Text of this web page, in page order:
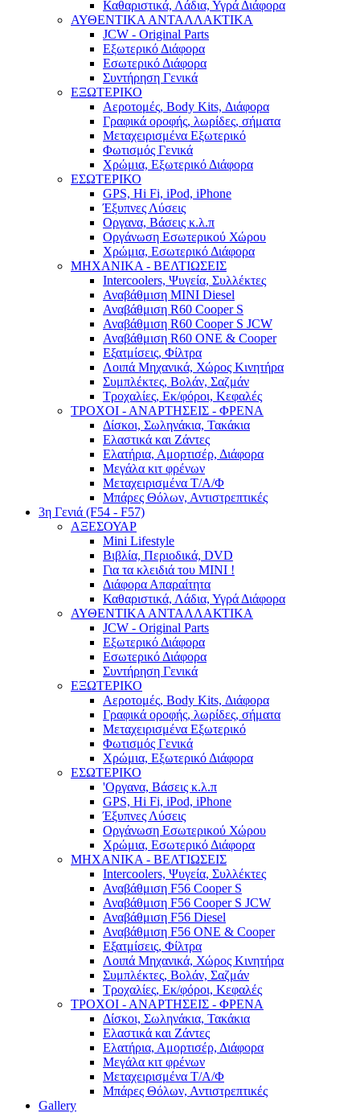
Καθαριστικά, Λάδια, Υγρά Διάφορα
ΑΥΘΕΝΤΙΚΑ ΑΝΤΑΛΛΑΚΤΙΚΑ
JCW - Original Parts
Εξωτερικό Διάφορα
Εσωτερικό Διάφορα
Συντήρηση Γενικά
ΕΞΩΤΕΡΙΚΟ
Αεροτομές, Body Kits, Διάφορα
Γραφικά οροφής, λωρίδες, σήματα
Μεταχειρισμένα Εξωτερικό
Φωτισμός Γενικά
Χρώμια, Εξωτερικό Διάφορα
ΕΣΩΤΕΡΙΚΟ
GPS, Hi Fi, iPod, iPhone
Έξυπνες Λύσεις
Οργανα, Βάσεις κ.λ.π
Οργάνωση Εσωτερικού Χώρου
Χρώμια, Εσωτερικό Διάφορα
ΜΗΧΑΝΙΚΑ - ΒΕΛΤΙΩΣΕΙΣ
Intercoolers, Ψυγεία, Συλλέκτες
Αναβάθμιση MINI Diesel
Αναβάθμιση R60 Cooper S
Αναβάθμιση R60 Cooper S JCW
Αναβάθμιση R60 ONE & Cooper
Εξατμίσεις, Φίλτρα
Λοιπά Μηχανικά, Χώρος Κινητήρα
Συμπλέκτες, Βολάν, Σαζμάν
Τροχαλίες, Εκ/φόροι, Κεφαλές
ΤΡΟΧΟΙ - ΑΝΑΡΤΗΣΕΙΣ - ΦΡΕΝΑ
Δίσκοι, Σωληνάκια, Τακάκια
Ελαστικά και Ζάντες
Ελατήρια, Αμορτισέρ, Διάφορα
Μεγάλα κιτ φρένων
Μεταχειρισμένα Τ/Α/Φ
Μπάρες Θόλων, Αντιστρεπτικές
3η Γενιά (F54 - F57)
ΑΞΕΣΟΥΑΡ
Mini Lifestyle
Βιβλία, Περιοδικά, DVD
Για τα κλειδιά του MINI !
Διάφορα Απαραίτητα
Καθαριστικά, Λάδια, Υγρά Διάφορα
ΑΥΘΕΝΤΙΚΑ ΑΝΤΑΛΛΑΚΤΙΚΑ
JCW - Original Parts
Εξωτερικό Διάφορα
Εσωτερικό Διάφορα
Συντήρηση Γενικά
ΕΞΩΤΕΡΙΚΟ
Αεροτομές, Body Kits, Διάφορα
Γραφικά οροφής, λωρίδες, σήματα
Μεταχειρισμένα Εξωτερικό
Φωτισμός Γενικά
Χρώμια, Εξωτερικό Διάφορα
ΕΣΩΤΕΡΙΚΟ
'Οργανα, Βάσεις κ.λ.π
GPS, Hi Fi, iPod, iPhone
Έξυπνες Λύσεις
Οργάνωση Εσωτερικού Χώρου
Χρώμια, Εσωτερικό Διάφορα
ΜΗΧΑΝΙΚΑ - ΒΕΛΤΙΩΣΕΙΣ
Intercoolers, Ψυγεία, Συλλέκτες
Αναβάθμιση F56 Cooper S
Αναβάθμιση F56 Cooper S JCW
Αναβάθμιση F56 Diesel
Αναβάθμιση F56 ONE & Cooper
Εξατμίσεις, Φίλτρα
Λοιπά Μηχανικά, Χώρος Κινητήρα
Συμπλέκτες, Βολάν, Σαζμάν
Τροχαλίες, Εκ/φόροι, Κεφαλές
ΤΡΟΧΟΙ - ΑΝΑΡΤΗΣΕΙΣ - ΦΡΕΝΑ
Δίσκοι, Σωληνάκια, Τακάκια
Ελαστικά και Ζάντες
Ελατήρια, Αμορτισέρ, Διάφορα
Μεγάλα κιτ φρένων
Μεταχειρισμένα Τ/Α/Φ
Μπάρες Θόλων, Αντιστρεπτικές
Gallery